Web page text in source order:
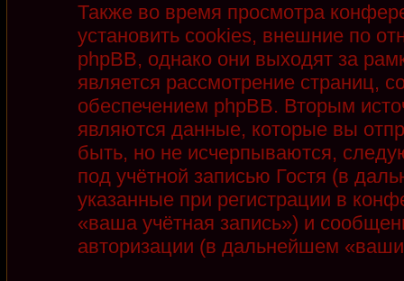
Также во время просмотра
установить cookies, внешние по
phpBB, однако они выходят за
является рассмотрение страниц,
обеспечением phpBB. Вторым
являются данные, которые вы
быть, но не исчерпываются,
под учётной записью Гостя (в
указанные при регистрации в
«ваша учётная запись») и
авторизации (в дальнейшем